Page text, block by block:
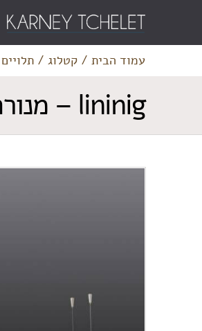
עמוד הבית / קטלוג / תלויים
lininig – מנורה תלויה